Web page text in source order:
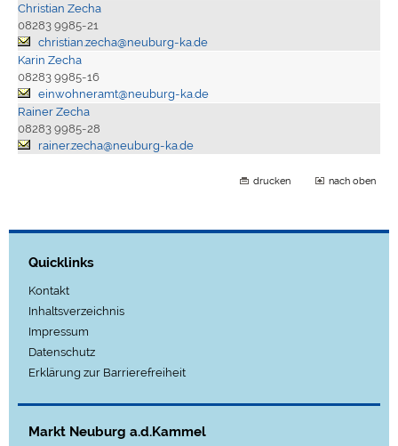
Christian Zecha
08283 9985-21
christian.zecha@neuburg-ka.de
Karin Zecha
08283 9985-16
einwohneramt@neuburg-ka.de
Rainer Zecha
08283 9985-28
rainer.zecha@neuburg-ka.de
drucken nach oben
Quicklinks
Kontakt
Inhaltsverzeichnis
Impressum
Datenschutz
Erklärung zur Barrierefreiheit
Markt Neuburg a.d.Kammel